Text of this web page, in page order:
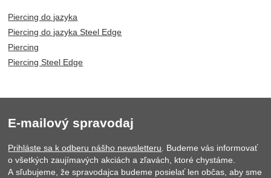
Piercing do jazyka
Piercing do jazyka Steel Edge
Piercing
Piercing Steel Edge
E-mailový spravodaj
Prihláste sa k odberu nášho newsletteru. Budeme vás informovať
o všetkých zaujímavých akciách a zľavách, ktoré chystáme.
A sľubujeme, že spravodajca budeme posielať len občas, aby sme